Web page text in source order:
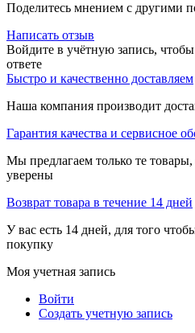
Поделитесь мнением с другими
Написать отзыв
Войдите в учётную запись,
ответе
Быстро и качественно доставляем
Наша компания производит
Гарантия качества и сервисное
Мы предлагаем только те
уверены
Возврат товара в течение 14 дней
У вас есть 14 дней, для того
покупку
Моя учетная запись
Войти
Создать учетную запись